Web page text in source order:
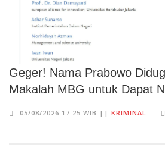
Geger! Nama Prabowo
Makalah MBG untuk Dapat
05/08/2026 17:25 WIB || KRIMINAL